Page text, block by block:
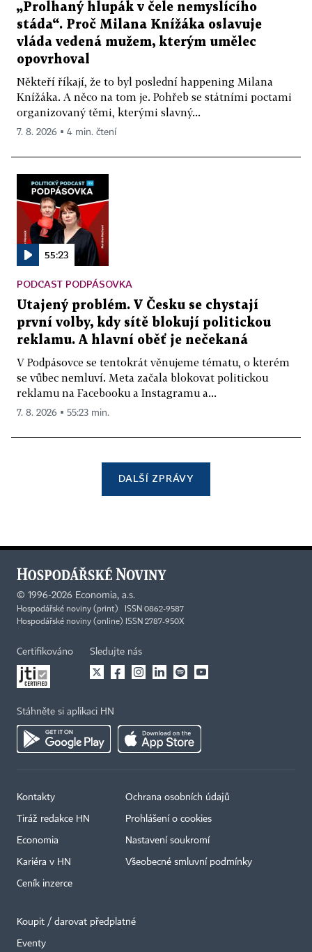
„Prolhaný hlupák v čele nemyslícího
stáda“. Proč Milana Knížáka oslavuje
vláda vedená mužem, kterým umělec
opovrhoval
Někteří říkají, že to byl poslední happening Milana
Knížáka. A něco na tom je. Pohřeb se státními poctami
organizovaný těmi, kterými slavný...
7. 8. 2026 ▪ 4 min. čtení
55:23
PODCAST PODPÁSOVKA
Utajený problém. V Česku se chystají
první volby, kdy sítě blokují politickou
reklamu. A hlavní oběť je nečekaná
V Podpásovce se tentokrát věnujeme tématu, o kterém
se vůbec nemluví. Meta začala blokovat politickou
reklamu na Facebooku a Instagramu a...
7. 8. 2026 ▪ 55:23 min.
DALŠÍ ZPRÁVY
© 1996-2026 Economia, a.s.
Hospodářské noviny (print) ISSN 0862-9587
Hospodářské noviny (online) ISSN 2787-950X
Certifikováno Sledujte nás
Stáhněte si aplikaci HN
Kontakty
Tiráž redakce HN
Economia
Kariéra v HN
Ceník inzerce
Ochrana osobních údajů
Prohlášení o cookies
Nastavení soukromí
Všeobecné smluvní podmínky
Koupit / darovat předplatné
Eventy